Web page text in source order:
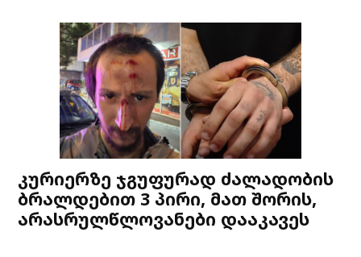
კურიერზე ჯგუფურად ძალადობის
ბრალდებით 3 პირი, მათ შორის,
არასრულწლოვანები დააკავეს